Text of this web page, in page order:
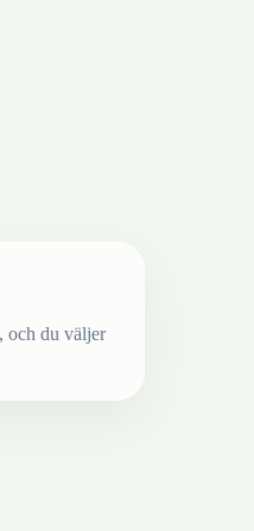
och du väljer